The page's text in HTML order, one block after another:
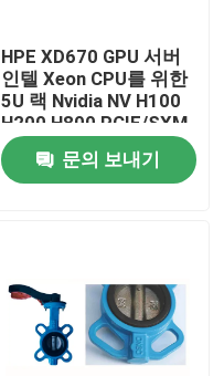
HPE XD670 GPU 서버
인텔 Xeon CPU를 위한
5U 랙 Nvidia NV H100
H200 H800 PCIE/SXM
Nvlink AI 슈퍼 컴퓨팅
케이스 문의 보내기